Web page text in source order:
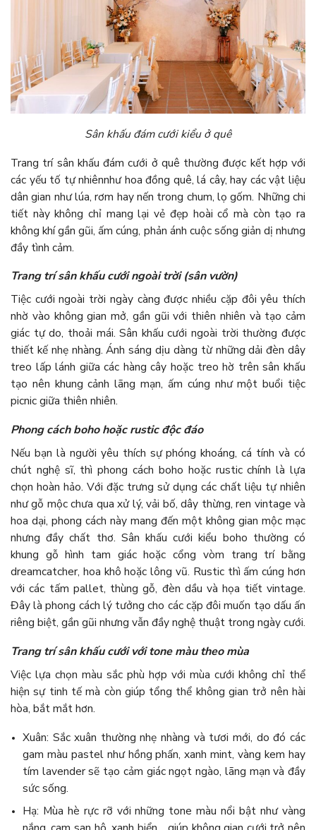
Sân khấu đám cưới kiểu ở quê
Trang trí sân khấu đám cưới ở quê thường được kết hợp với
các yếu tố tự nhiênnhư hoa đồng quê, lá cây, hay các vật liệu
dân gian như lúa, rơm hay nến trong chum, lọ gốm. Những chi
tiết này không chỉ mang lại vẻ đẹp hoài cổ mà còn tạo ra
không khí gần gũi, ấm cúng, phản ánh cuộc sống giản dị nhưng
đầy tình cảm.
Trang trí sân khấu cưới ngoài trời (sân vườn)
Tiệc cưới ngoài trời ngày càng được nhiều cặp đôi yêu thích
nhờ vào không gian mở, gần gũi với thiên nhiên và tạo cảm
giác tự do, thoải mái. Sân khấu cưới ngoài trời thường được
thiết kế nhẹ nhàng. Ánh sáng dịu dàng từ những dải đèn dây
treo lấp lánh giữa các hàng cây hoặc treo hờ trên sân khấu
tạo nên khung cảnh lãng mạn, ấm cúng như một buổi tiệc
picnic giữa thiên nhiên.
Phong cách boho hoặc rustic độc đáo
Nếu bạn là người yêu thích sự phóng khoáng, cá tính và có
chút nghệ sĩ, thì phong cách boho hoặc rustic chính là lựa
chọn hoàn hảo. Với đặc trưng sử dụng các chất liệu tự nhiên
như gỗ mộc chưa qua xử lý, vải bố, dây thừng, ren vintage và
hoa dại, phong cách này mang đến một không gian mộc mạc
nhưng đầy chất thơ. Sân khấu cưới kiểu boho thường có
khung gỗ hình tam giác hoặc cổng vòm trang trí bằng
dreamcatcher, hoa khô hoặc lông vũ. Rustic thì ấm cúng hơn
với các tấm pallet, thùng gỗ, đèn dầu và họa tiết vintage.
Đây là phong cách lý tưởng cho các cặp đôi muốn tạo dấu ấn
riêng biệt, gần gũi nhưng vẫn đầy nghệ thuật trong ngày cưới.
Trang trí sân khấu cưới với tone màu theo mùa
Việc lựa chọn màu sắc phù hợp với mùa cưới không chỉ thể
hiện sự tinh tế mà còn giúp tổng thể không gian trở nên hài
hòa, bắt mắt hơn.
Xuân: Sắc xuân thường nhẹ nhàng và tươi mới, do đó các
gam màu pastel như hồng phấn, xanh mint, vàng kem hay
tím lavender sẽ tạo cảm giác ngọt ngào, lãng mạn và đầy
sức sống.
Hạ: Mùa hè rực rỡ với những tone màu nổi bật như vàng